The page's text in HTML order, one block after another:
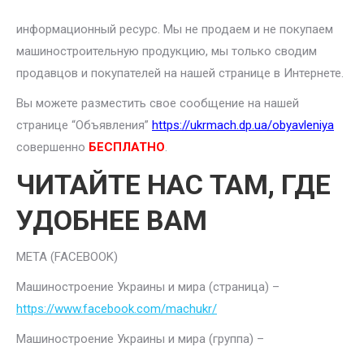
информационный ресурс. Мы не продаем и не покупаем
машиностроительную продукцию, мы только сводим
продавцов и покупателей на нашей странице в Интернете.
Вы можете разместить свое сообщение на нашей
странице “Объявления” https://ukrmach.dp.ua/obyavleniya
совершенно БЕСПЛАТНО.
ЧИТАЙТЕ НАС ТАМ, ГДЕ
УДОБНЕЕ ВАМ
META (FACEBOOK)
Машиностроение Украины и мира (страница) –
https://www.facebook.com/machukr/
Машиностроение Украины и мира (группа) –